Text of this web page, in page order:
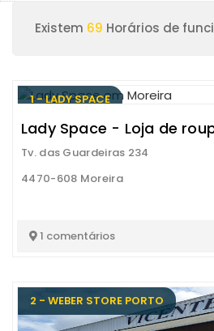
Existem 69 Horários de
1 - LADY SPACE
Lady Space - Loja de
Tv. das Guardeiras 234
4470-608 Moreira
1 comentários
2 - WEBER STORE PORTO